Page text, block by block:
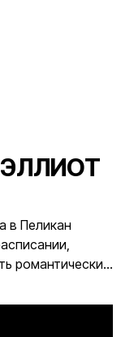
в Пеликан
романтические